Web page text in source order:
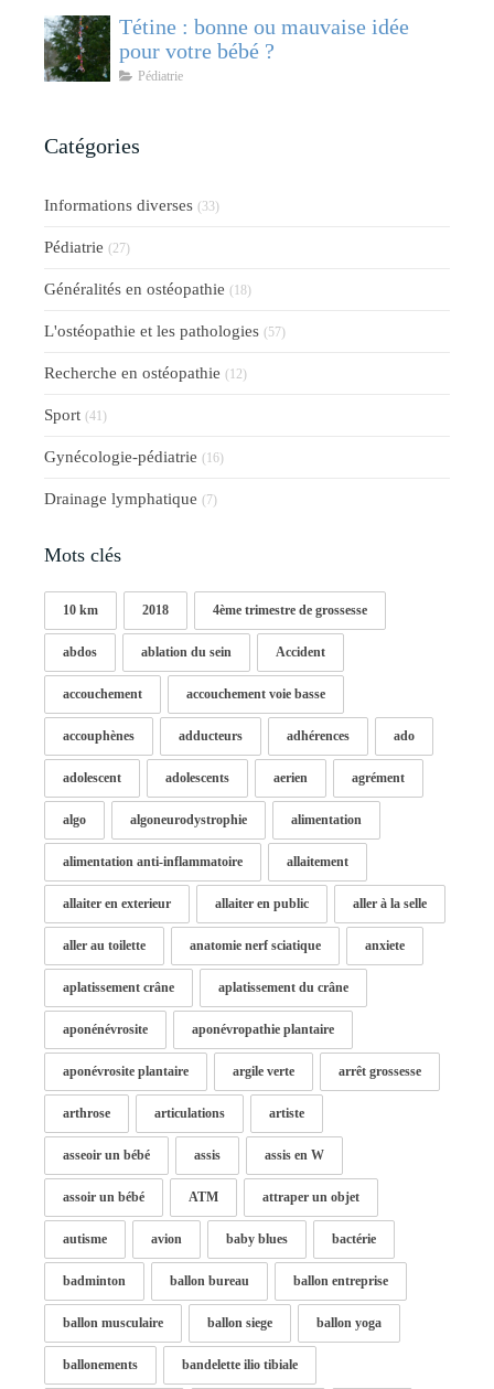
Tétine : bonne ou mauvaise idée
pour votre bébé ?
Pédiatrie
Catégories
Informations diverses (33)
Pédiatrie (27)
Généralités en ostéopathie (18)
L'ostéopathie et les pathologies (57)
Recherche en ostéopathie (12)
Sport (41)
Gynécologie-pédiatrie (16)
Drainage lymphatique (7)
Mots clés
10 km 2018 4ème trimestre de grossesse
abdos ablation du sein Accident
accouchement accouchement voie basse
accouphènes adducteurs adhérences ado
adolescent adolescents aerien agrément
algo algoneurodystrophie alimentation
alimentation anti-inflammatoire allaitement
allaiter en exterieur allaiter en public aller à la selle
aller au toilette anatomie nerf sciatique anxiete
aplatissement crâne aplatissement du crâne
aponénévrosite aponévropathie plantaire
aponévrosite plantaire argile verte arrêt grossesse
arthrose articulations artiste
asseoir un bébé assis assis en W
assoir un bébé ATM attraper un objet
autisme avion baby blues bactérie
badminton ballon bureau ballon entreprise
ballon musculaire ballon siege ballon yoga
ballonements bandelette ilio tibiale